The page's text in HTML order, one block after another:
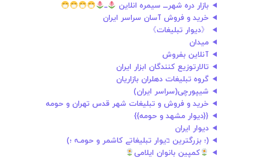
بازار دره شهرـــ سیمره انلاین
ــ
خرید و فروش آسان سراسر ایران
《دیوار تبلیغات》
میدان
آنلاین بفروش
تالارتوزیع کنندگان ابزار ایران
گروه تبلیغات دهلران بازاریان
شیپورچی(سراسر ايران)
خرید و فروش و تبلیغات شهر قدس تهران و حومه
{{دیوار مشهد و حومه}}
دیوار ایران
(؛ بزرگترین בیوار تبلیغاتے کاشمر و حومـہ ؛)
کمپین بانوان ایلامی